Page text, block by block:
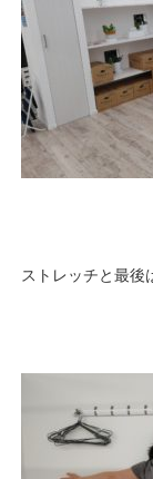
ストレッチと最後